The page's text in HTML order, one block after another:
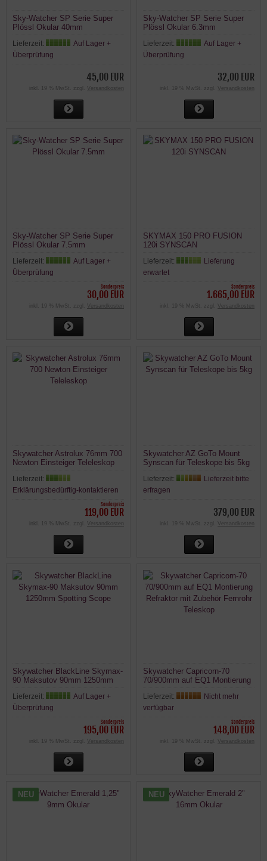
Sky-Watcher SP Serie Super
Plössl Okular 40mm
Lieferzeit:
Auf Lager +
Überprüfung
45,00 EUR
inkl. 19 % MwSt. zzgl. Versandkosten
Sky-Watcher SP Serie Super
Plössl Okular 6.3mm
Lieferzeit:
Auf Lager +
Überprüfung
32,00 EUR
inkl. 19 % MwSt. zzgl. Versandkosten
Sky-Watcher SP Serie Super
Plössl Okular 7.5mm
Lieferzeit:
Auf Lager +
Überprüfung
Sonderpreis
30,00 EUR
inkl. 19 % MwSt. zzgl. Versandkosten
SKYMAX 150 PRO FUSION
120i SYNSCAN
Lieferzeit:
Lieferung
erwartet
Sonderpreis
1.665,00 EUR
inkl. 19 % MwSt. zzgl. Versandkosten
Skywatcher Astrolux 76mm 700
Newton Einsteiger Teleleskop
Lieferzeit:
Erklärungsbedürftig-kontaktieren
Sonderpreis
119,00 EUR
inkl. 19 % MwSt. zzgl. Versandkosten
Skywatcher AZ GoTo Mount
Synscan für Teleskope bis 5kg
Lieferzeit:
Lieferzeit bitte
erfragen
379,00 EUR
inkl. 19 % MwSt. zzgl. Versandkosten
Skywatcher BlackLine Skymax-
90 Maksutov 90mm 1250mm
Lieferzeit:
Auf Lager +
Überprüfung
Sonderpreis
195,00 EUR
inkl. 19 % MwSt. zzgl. Versandkosten
Skywatcher Capricorn-70
70/900mm auf EQ1 Montierung
Teleskop
Lieferzeit:
Nicht mehr
verfügbar
Sonderpreis
148,00 EUR
inkl. 19 % MwSt. zzgl. Versandkosten
NEU NEU